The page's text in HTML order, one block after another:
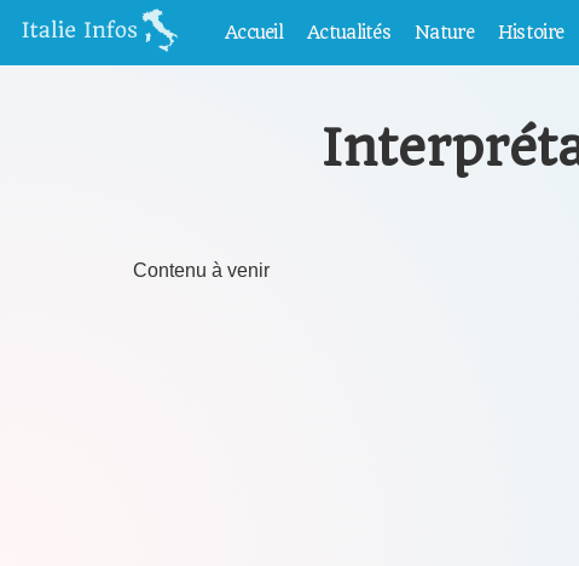
Accueil Actualités Nature Histoire
Contenu à venir